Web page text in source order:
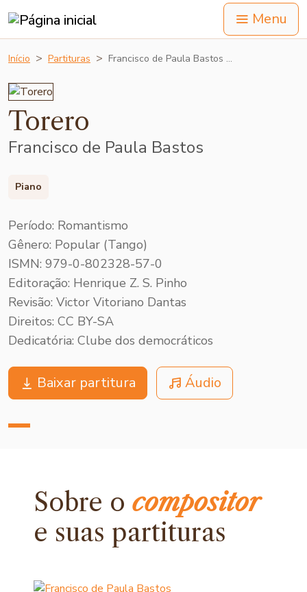
Menu
Início Partituras Francisco de Paula Bastos …
Torero
Francisco de Paula Bastos
Piano
Período: Romantismo
Gênero: Popular (Tango)
ISMN: 979-0-802328-57-0
Editoração: Henrique Z. S. Pinho
Revisão: Victor Vitoriano Dantas
Direitos: CC BY-SA
Dedicatória: Clube dos democráticos
Baixar partitura Áudio
Sobre ocompositor
e suas partituras